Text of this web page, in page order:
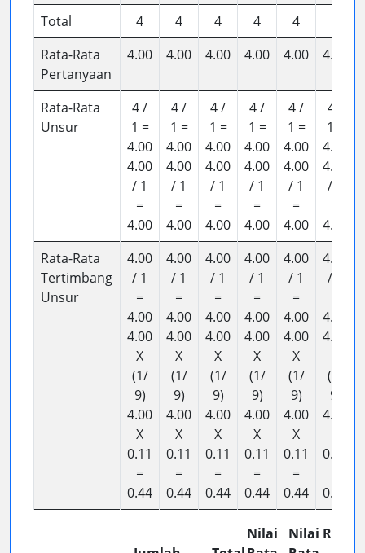
Total
4 4 4 4 4
Rata-Rata
Pertanyaan
4.00 4.00 4.00 4.00 4.00 4.00
Rata-Rata
Unsur
4 /
1 =
4.00
4.00
/ 1
=
4.00
4 /
1 =
4.00
4.00
/ 1
=
4.00
4 /
1 =
4.00
4.00
/ 1
=
4.00
4 /
1 =
4.00
4.00
/ 1
=
4.00
4 /
1 =
4.00
4.00
/ 1
=
4.00
4 /
1 =
4.00
4.00
/ 1
4.00
Rata-Rata
Tertimbang
Unsur
4.00
/ 1
=
4.00
4.00
X
(1/
9)
4.00
X
0.11
=
0.44
4.00
/ 1
=
4.00
4.00
X
(1/
9)
4.00
X
0.11
=
0.44
4.00
/ 1
=
4.00
4.00
X
(1/
9)
4.00
X
0.11
=
0.44
4.00
/ 1
=
4.00
4.00
X
(1/
9)
4.00
X
0.11
=
0.44
4.00
/ 1
=
4.00
4.00
X
(1/
9)
4.00
X
0.11
=
0.44
4.00
/ 1
4.00
4.00
(1/
9)
4.00
0.11
0.44
Nilai
Nilai Rata-